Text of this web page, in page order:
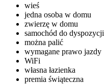
wieś
jedna osoba w domu
zwierzę w domu
samochód do dyspozycji
można palić
wymagane prawo jazdy
WiFi
własna łazienka
premia świąteczna